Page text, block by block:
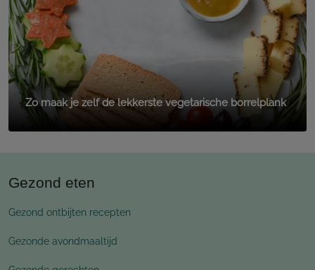
Zo maak je zelf de lekkerste vegetarische borrelplank
Gezond eten
Gezond ontbijten recepten
Gezonde avondmaaltijd